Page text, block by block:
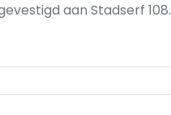
aan Stadserf 108.